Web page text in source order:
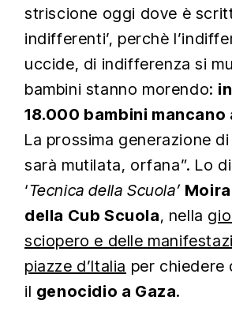
striscione oggi dove è
indifferenti’, perchè
uccide, di indifferenza si
bambini stanno morendo:
18.000 bambini mancano
La prossima generazione
sarà mutilata, orfana”. Lo
‘Tecnica della Scuola’
della Cub Scuola, nella
sciopero e delle
piazze d’Italia per chiedere
il genocidio a Gaza.